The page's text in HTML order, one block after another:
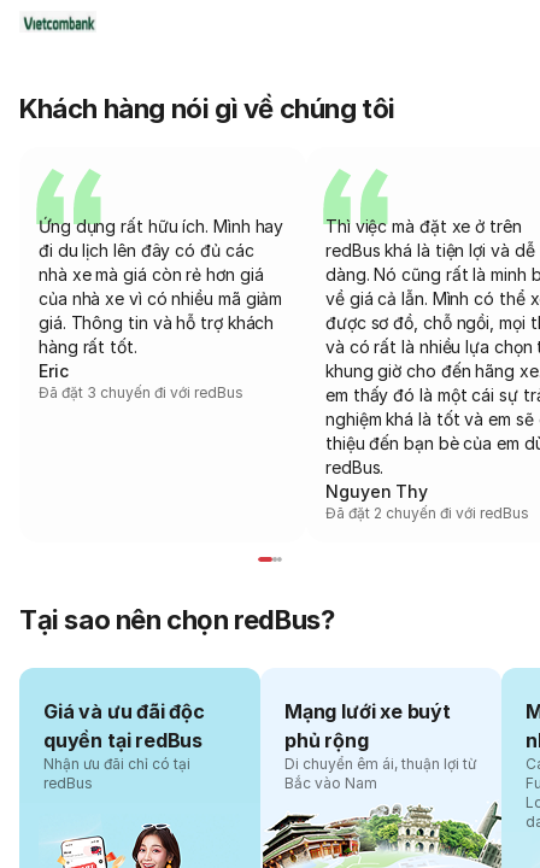
Khách hàng nói gì về chúng tôi
Ứng dụng rất hữu ích. Mình hay
đi du lịch lên đây có đủ các
nhà xe mà giá còn rẻ hơn giá
của nhà xe vì có nhiều mã giảm
giá. Thông tin và hỗ trợ khách
hàng rất tốt.
Eric
Đã đặt 3 chuyến đi với redBus
Thì việc mà đặt xe ở trên
redBus khá là tiện lợi và dễ
dàng. Nó cũng rất là minh
về giá cả lẫn. Mình có thể
được sơ đồ, chỗ ngồi, mọi
và có rất là nhiều lựa chọn
khung giờ cho đến hãng
em thấy đó là một cái sự
nghiệm khá là tốt và em sẽ
thiệu đến bạn bè của em
redBus.
Nguyen Thy
Đã đặt 2 chuyến đi với redBus
Tại sao nên chọn redBus?
Giá và ưu đãi độc
quyền tại redBus
Nhận ưu đãi chỉ có tại
redBus
Mạng lưới xe buýt
phủ rộng
Di chuyển êm ái, thuận lợi từ
Bắc vào Nam